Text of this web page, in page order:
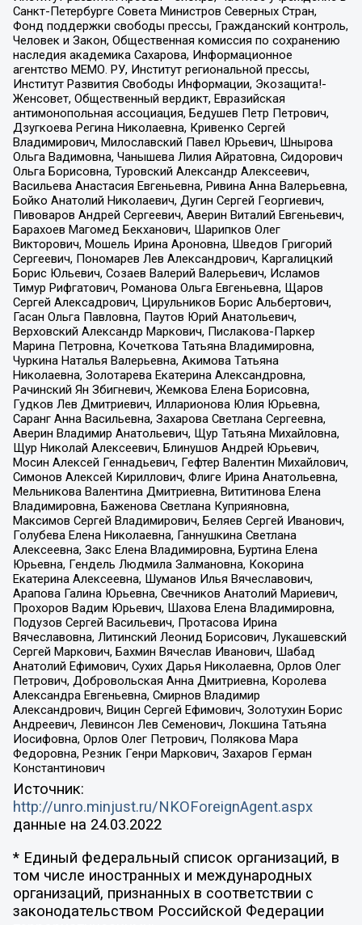
Санкт-Петербурге Совета Министров Северных Стран,
Фонд поддержки свободы прессы, Гражданский контроль,
Человек и Закон, Общественная комиссия по сохранению
наследия академика Сахарова, Информационное
агентство МЕМО. РУ, Институт региональной прессы,
Институт Развития Свободы Информации, Экозащита!-
Женсовет, Общественный вердикт, Евразийская
антимонопольная ассоциация, Бедушев Петр Петрович,
Дзугкоева Регина Николаевна, Кривенко Сергей
Владимирович, Милославский Павел Юрьевич, Шнырова
Ольга Вадимовна, Чанышева Лилия Айратовна, Сидорович
Ольга Борисовна, Туровский Александр Алексеевич,
Васильева Анастасия Евгеньевна, Ривина Анна Валерьевна,
Бойко Анатолий Николаевич, Дугин Сергей Георгиевич,
Пивоваров Андрей Сергеевич, Аверин Виталий Евгеньевич,
Барахоев Магомед Бекханович, Шарипков Олег
Викторович, Мошель Ирина Ароновна, Шведов Григорий
Сергеевич, Пономарев Лев Александрович, Каргалицкий
Борис Юльевич, Созаев Валерий Валерьевич, Исламов
Тимур Рифгатович, Романова Ольга Евгеньевна, Щаров
Сергей Алексадрович, Цирульников Борис Альбертович,
Гасан Ольга Павловна, Паутов Юрий Анатольевич,
Верховский Александр Маркович, Пислакова-Паркер
Марина Петровна, Кочеткова Татьяна Владимировна,
Чуркина Наталья Валерьевна, Акимова Татьяна
Николаевна, Золотарева Екатерина Александровна,
Рачинский Ян Збигневич, Жемкова Елена Борисовна,
Гудков Лев Дмитриевич, Илларионова Юлия Юрьевна,
Саранг Анна Васильевна, Захарова Светлана Сергеевна,
Аверин Владимир Анатольевич, Щур Татьяна Михайловна,
Щур Николай Алексеевич, Блинушов Андрей Юрьевич,
Мосин Алексей Геннадьевич, Гефтер Валентин Михайлович,
Симонов Алексей Кириллович, Флиге Ирина Анатольевна,
Мельникова Валентина Дмитриевна, Вититинова Елена
Владимировна, Баженова Светлана Куприяновна,
Максимов Сергей Владимирович, Беляев Сергей Иванович,
Голубева Елена Николаевна, Ганнушкина Светлана
Алексеевна, Закс Елена Владимировна, Буртина Елена
Юрьевна, Гендель Людмила Залмановна, Кокорина
Екатерина Алексеевна, Шуманов Илья Вячеславович,
Арапова Галина Юрьевна, Свечников Анатолий Мариевич,
Прохоров Вадим Юрьевич, Шахова Елена Владимировна,
Подузов Сергей Васильевич, Протасова Ирина
Вячеславовна, Литинский Леонид Борисович, Лукашевский
Сергей Маркович, Бахмин Вячеслав Иванович, Шабад
Анатолий Ефимович, Сухих Дарья Николаевна, Орлов Олег
Петрович, Добровольская Анна Дмитриевна, Королева
Александра Евгеньевна, Смирнов Владимир
Александрович, Вицин Сергей Ефимович, Золотухин Борис
Андреевич, Левинсон Лев Семенович, Локшина Татьяна
Иосифовна, Орлов Олег Петрович, Полякова Мара
Федоровна, Резник Генри Маркович, Захаров Герман
Константинович
Источник:
http://unro.minjust.ru/NKOForeignAgent.aspx
данные на 24.03.2022
* Единый федеральный список организаций, в
том числе иностранных и международных
организаций, признанных в соответствии с
законодательством Российской Федерации